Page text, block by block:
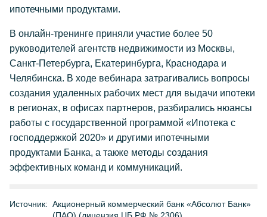
ипотечными продуктами.
В онлайн-тренинге приняли участие более 50
руководителей агентств недвижимости из Москвы,
Санкт-Петербурга, Екатеринбурга, Краснодара и
Челябинска. В ходе вебинара затрагивались вопросы
создания удаленных рабочих мест для выдачи ипотеки
в регионах, в офисах партнеров, разбирались нюансы
работы с государственной программой «Ипотека с
господдержкой 2020» и другими ипотечными
продуктами Банка, а также методы создания
эффективных команд и коммуникаций.
Источник: Акционерный коммерческий банк «Абсолют Банк»